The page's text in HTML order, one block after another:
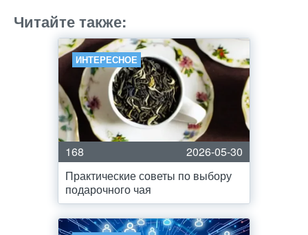
Читайте также:
ИНТЕРЕСНОЕ
168
2026-05-30
Практические советы по выбору
подарочного чая